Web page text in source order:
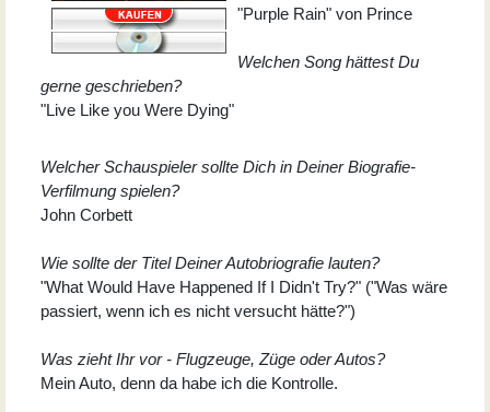
"Purple Rain" von Prince
Welchen Song hättest Du
gerne geschrieben?
"Live Like you Were Dying"
Welcher Schauspieler sollte Dich in Deiner Biografie-
Verfilmung spielen?
John Corbett
Wie sollte der Titel Deiner Autobriografie lauten?
"What Would Have Happened If I Didn't Try?" ("Was wäre
passiert, wenn ich es nicht versucht hätte?")
Was zieht Ihr vor - Flugzeuge, Züge oder Autos?
Mein Auto, denn da habe ich die Kontrolle.